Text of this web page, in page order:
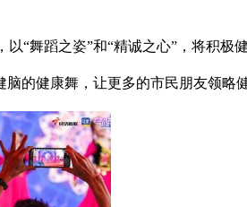
“舞蹈之姿”和“精诚之心”，将积极
的健康舞，让更多的市民朋友领略